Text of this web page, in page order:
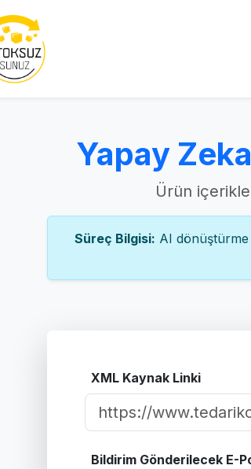
Yapay
Ürün
Süreç Bilgisi: AI dönüştürme
XML Kaynak Linki
Bildirim Gönderilecek E-